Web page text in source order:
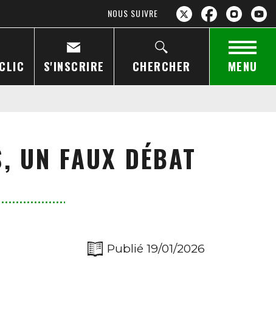
NOUS SUIVRE
S'INSCRIRE CHERCHER MENU
UN FAUX DÉBAT
Publié 19/01/2026